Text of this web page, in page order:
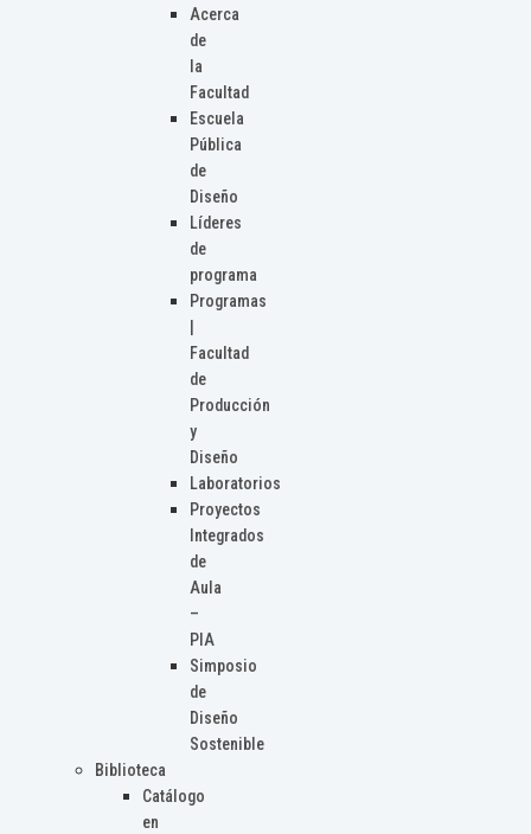
Acerca
de
la
Facultad
Escuela
Pública
de
Diseño
Líderes
de
programa
Programas
Facultad
de
Producción
y
Diseño
Laboratorios
Proyectos
Integrados
de
Aula
–
PIA
Simposio
de
Diseño
Sostenible
Biblioteca
Catálogo
en